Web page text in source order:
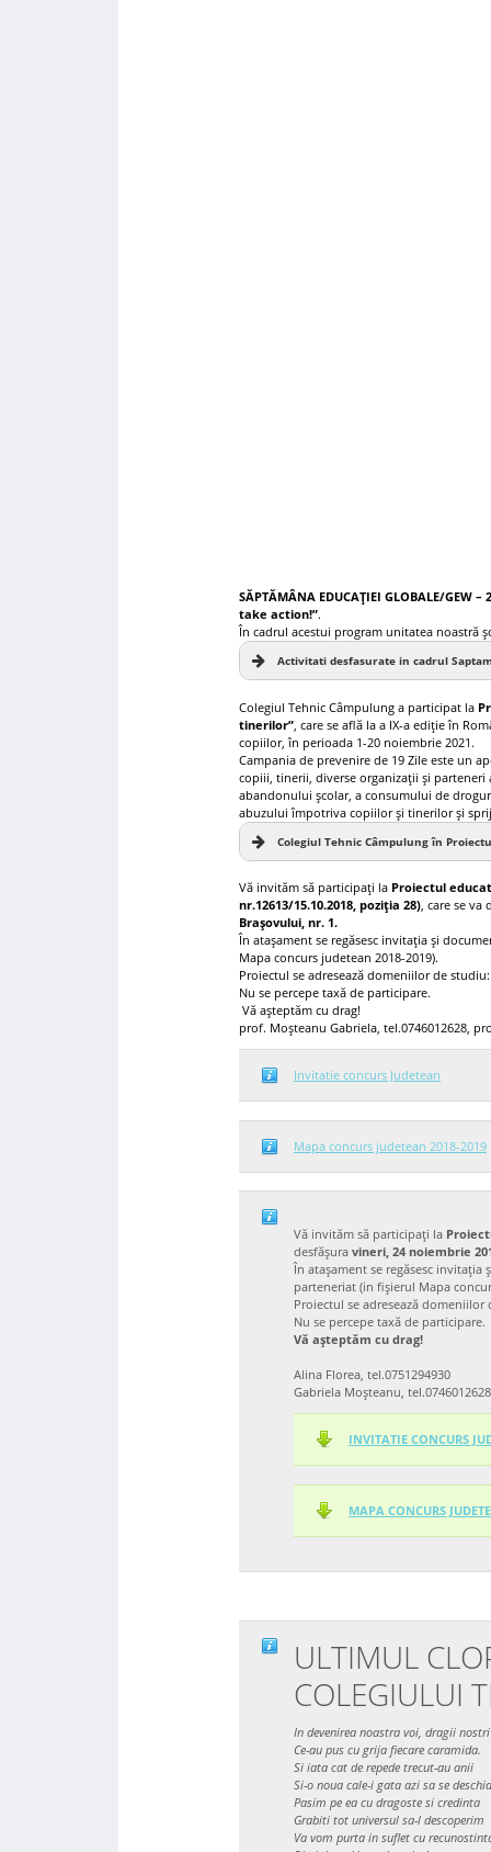
SĂPTĂMÂNA EDUCAȚIEI GLOBALE/GEW –
take action!”.
În cadrul acestui program unitatea noastră
Activitati desfasurate in cadrul
Colegiul Tehnic Câmpulung a participat la
tinerilor” , care se află la a IX-a ediție în
copiilor, în perioada 1-20 noiembrie 2021.
Campania de prevenire de 19 Zile este un
copiii, tinerii, diverse organizații și
abandonului școlar, a consumului de
abuzului împotriva copiilor și tinerilor și
Colegiul Tehnic Câmpulung în
Vă invităm să participați la Proiectul
nr.12613/15.10.2018, poziția 28), care se va
Brașovului, nr. 1.
În atașament se regăsesc invitația și
Mapa concurs judetean 2018-2019).
Proiectul se adresează domeniilor de
Nu se percepe taxă de participare.
Vă așteptăm cu drag!
prof. Moșteanu Gabriela, tel.0746012628,
Invitatie concurs Judetean
Mapa concurs judetean 2018-2019
Vă invităm să participați la
desfășura vineri, 24 noiembrie
În atașament se regăsesc
parteneriat (in fișierul Mapa
Proiectul se adresează
Nu se percepe taxă de participare.
Vă așteptăm cu drag!
Alina Florea, tel.0751294930
Gabriela Moșteanu, tel.0746012628
INVITATIE CONCURS
MAPA CONCURS
ULTIMUL
COLEGIULUI
In devenirea noastra voi, dragii
Ce-au pus cu grija fiecare caramida.
Si iata cat de repede trecut-au anii
Si-o noua cale-i gata azi sa se
Pasim pe ea cu dragoste si credinta
Grabiti tot universul sa-l descoperim
Va vom purta in suflet cu